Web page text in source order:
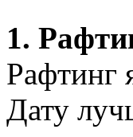
1.
Рафтинг
Дату